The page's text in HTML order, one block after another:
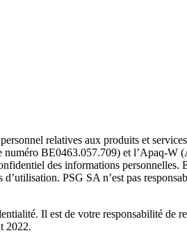
relatives aux produits et
numéro BE0463.057.709) et l’Apaq-W
des informations
PSG SA n’est pas
Il est de votre responsabilité de
2022.